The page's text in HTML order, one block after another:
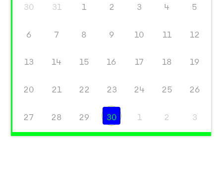
30 31 1 2 3 4 5
6 7 8 9 10 11 12
13 14 15 16 17 18 19
20 21 22 23 24 25 26
27 28 29 30 1 2 3